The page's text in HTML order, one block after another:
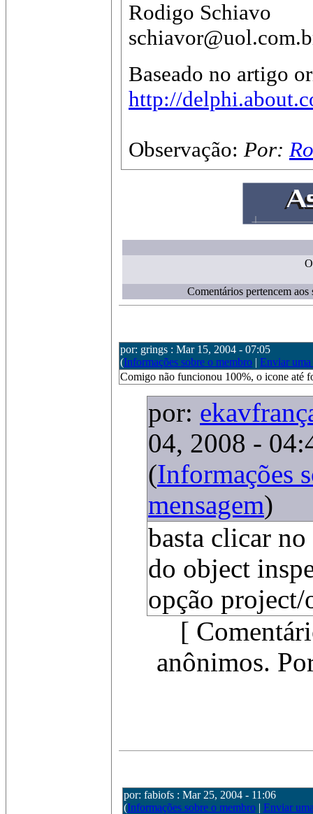
Rodigo Schiavo
Baseado no artigo
http://
Observação: Por:
Comentários pertencem aos
por: grings : Mar 15, 2004 - 07:05
(Informações sobre o membro | Enviar uma
Comigo não funcionou 100%, o icone até
por:
04, 2008 -
(Informações
mensagem)
basta clicar
do object
opção
[
anônimos.
por: fabiofs : Mar 25, 2004 - 11:06
(Informações sobre o membro| Enviar